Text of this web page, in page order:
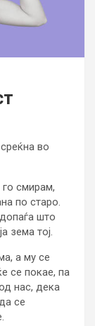
во
смирам,
по старо.
што
зема тој.
а му се
се покае, па
нас, дека
се